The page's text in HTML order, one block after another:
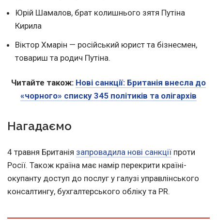
Юрій Шамалов, брат колишнього зятя Путіна
Кирила
Віктор Хмарін — російський юрист та бізнесмен,
товариш та родич Путіна.
Читайте також: Нові санкції: Британія внесла до
«чорного» списку 345 політиків та олігархів
Нагадаємо
4 травня Британія запровадила нові санкції проти
Росії. Також країна має намір перекрити країні-
окупанту доступ до послуг у галузі управлінського
консалтингу, бухгалтерського обліку та PR.